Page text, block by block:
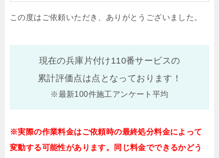
この度はご依頼いただき、ありがとうございました。
現在の兵庫片付け110番サービスの
累計評価点は点となっております！
※最新100件施工アンケート平均
※実際の作業料金はご依頼時の最終処分料金によって
変動する可能性があります。同じ料金でできるかどう